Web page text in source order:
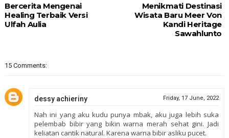
Menikmati Destinasi
Wisata Baru Meer Von
Kandi Heritage
Sawahlunto
Bercerita Mengenai
Healing Terbaik Versi
Ulfah Aulia
15 Comments:
dessy achieriny Friday, 17 June, 2022
Nah ini yang aku kudu punya mbak, aku juga lebih suka
pelembab bibir yang bikin warna merah sehat gini. Jadi
keliatan cantik natural. Karena warna bibir asliku pucet.